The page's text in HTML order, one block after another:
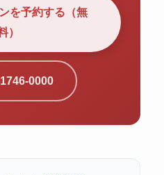
を予約する（無
）
0000